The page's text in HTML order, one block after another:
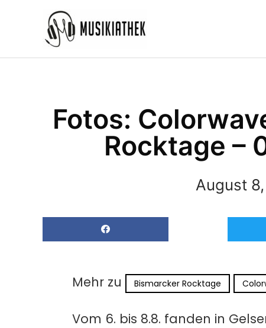
Fotos:
Rocktage –
August
Mehr zu Bismarcker Rocktage
Vom 6. bis 8.8. fanden in